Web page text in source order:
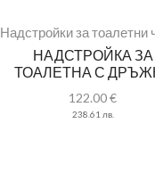
Надстройки за тоалетни
НАДСТРОЙКА ЗА
ТОАЛЕТНА С
122.00€
238.61 лв.